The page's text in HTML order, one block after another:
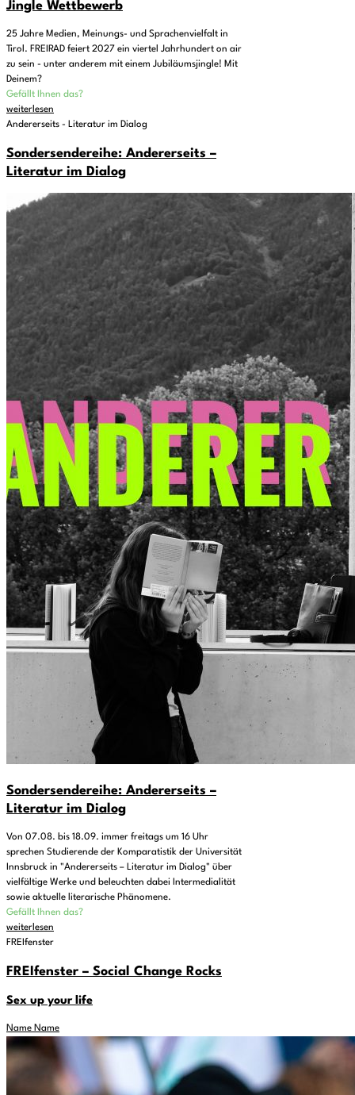
Jingle Wettbewerb
25 Jahre Medien, Meinungs- und Sprachenvielfalt in
Tirol. FREIRAD feiert 2027 ein viertel Jahrhundert on air
zu sein - unter anderem mit einem Jubiläumsjingle! Mit
Deinem?
Gefällt Ihnen das?
weiterlesen
Andererseits - Literatur im Dialog
Sondersendereihe: Andererseits –
Literatur im Dialog
Sondersendereihe: Andererseits –
Literatur im Dialog
Von 07.08. bis 18.09. immer freitags um 16 Uhr
sprechen Studierende der Komparatistik der Universität
Innsbruck in "Andererseits – Literatur im Dialog" über
vielfältige Werke und beleuchten dabei Intermedialität
sowie aktuelle literarische Phänomene.
Gefällt Ihnen das?
weiterlesen
FREIfenster
FREIfenster – Social Change Rocks
Sex up your life
Name Name